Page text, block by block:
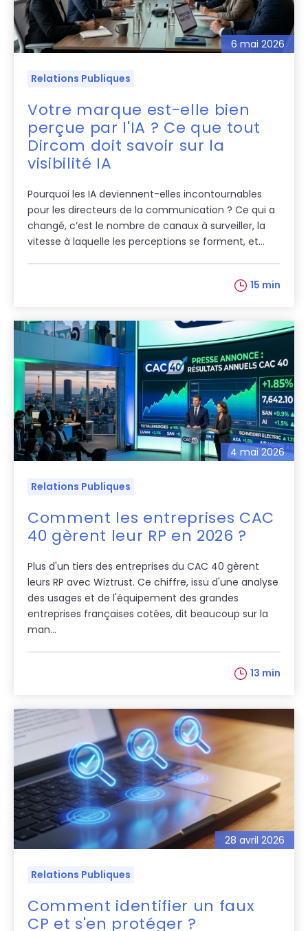
6 mai 2026
Relations Publiques
Votre marque est-elle bien
perçue par l'IA ? Ce que tout
Dircom doit savoir sur la
visibilité IA
Pourquoi les IA deviennent-elles incontournables
pour les directeurs de la communication ? Ce qui a
changé, c’est le nombre de canaux à surveiller, la
vitesse à laquelle les perceptions se forment, et...
15 min
4 mai 2026
Relations Publiques
Comment les entreprises CAC
40 gèrent leur RP en 2026 ?
Plus d'un tiers des entreprises du CAC 40 gèrent
leurs RP avec Wiztrust. Ce chiffre, issu d'une analyse
des usages et de l'équipement des grandes
entreprises françaises cotées, dit beaucoup sur la
man...
13 min
28 avril 2026
Relations Publiques
Comment identifier un faux
CP et s'en protéger ?